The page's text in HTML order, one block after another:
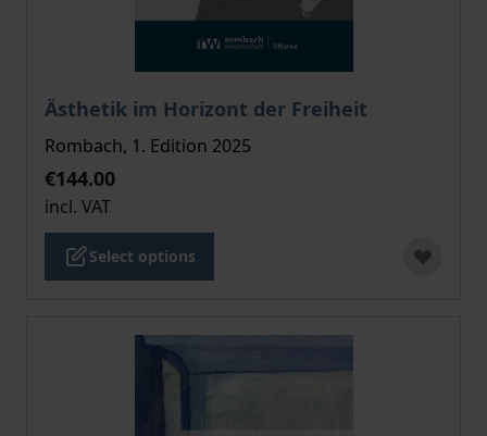
Ästhetik im Horizont der Freiheit
The price depends on the options chosen on the
Rombach, 1. Edition 2025
€144.00
incl. VAT
Select options